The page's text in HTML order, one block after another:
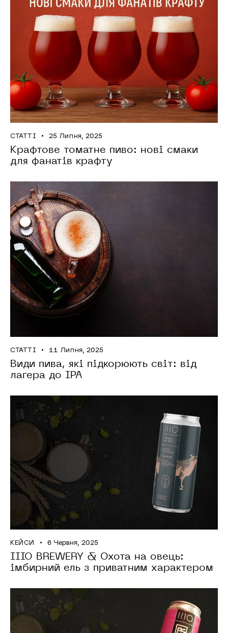
СТАТТІ 25 Липня, 2025
Крафтове томатне пиво: нові смаки
для фанатів крафту
СТАТТІ 11 Липня, 2025
Види пива, які підкорюють світ: від
лагера до IPA
КЕЙСИ 6 Червня, 2025
IIIO BREWERY & Охота на овець:
імбирний ель з приватним характером